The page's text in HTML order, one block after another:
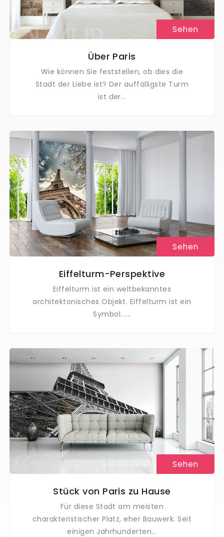
Sehen
Über Paris
Wie können Sie feststellen, ob dies die
Stadt der Liebe ist? Der auffälligste Turm
ist der...
Sehen
Eiffelturm-Perspektive
Eiffelturm ist ein weltbekanntes
architektonisches Objekt. Eiffelturm ist ein
Symbol......
Sehen
Stück von Paris zu Hause
Für diese Stadt am meisten
charakteristischer Platz, eher Bauwerk. Seit
einigen Jahrhunderten...